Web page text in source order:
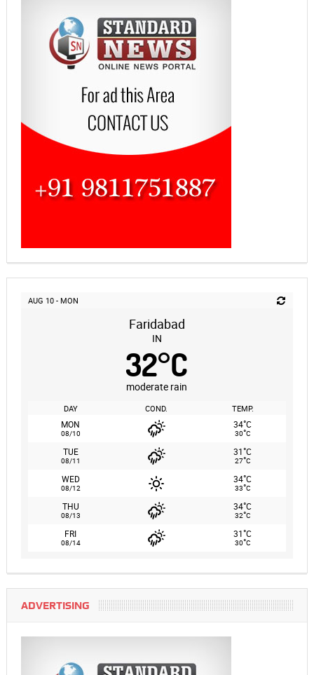
AUG 10 - MON
Faridabad
IN
32°C
moderate rain
DAY COND. TEMP.
MON
08/10
34°C
30°C
TUE
08/11
31°C
27°C
WED
08/12
34°C
33°C
THU
08/13
34°C
32°C
FRI
08/14
31°C
30°C
ADVERTISING